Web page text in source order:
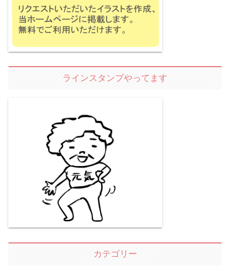
ラインスタンプやってます
カテゴリー